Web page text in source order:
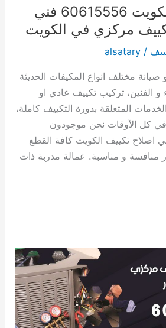
اصلاح تكييف الكويت 60615556 فني
مركزي في الكويت
/
alsatary
مختلف انواع المكيفات الحديثة
و الفنين، تركيب تكييف عادي او
المتعلقة بدورة التكييف كاملة،
في كل الأوقات نحن موجودون
اصلاح تكييف الكويت كافة القطع
منافسة و مناسبة. عمالة مدربة ذات